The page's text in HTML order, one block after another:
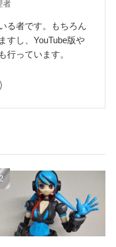
者
る者です。もちろん
すし、YouTube版や
行っています。